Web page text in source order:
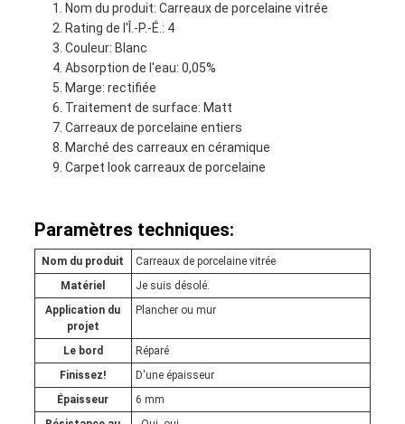
Nom du produit: Carreaux de porcelaine vitrée
Rating de l'Î.-P.-É.: 4
Couleur: Blanc
Absorption de l'eau: 0,05%
Marge: rectifiée
Traitement de surface: Matt
Carreaux de porcelaine entiers
Marché des carreaux en céramique
Carpet look carreaux de porcelaine
Paramètres techniques:
Nom du produit
Carreaux de porcelaine vitrée
Matériel
Je suis désolé.
Application du
projet
Plancher ou mur
Le bord
Réparé
Finissez!
D'une épaisseur
Épaisseur
6 mm